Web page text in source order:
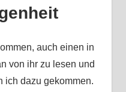
auch einen in
von ihr zu lesen und
ich dazu gekommen.